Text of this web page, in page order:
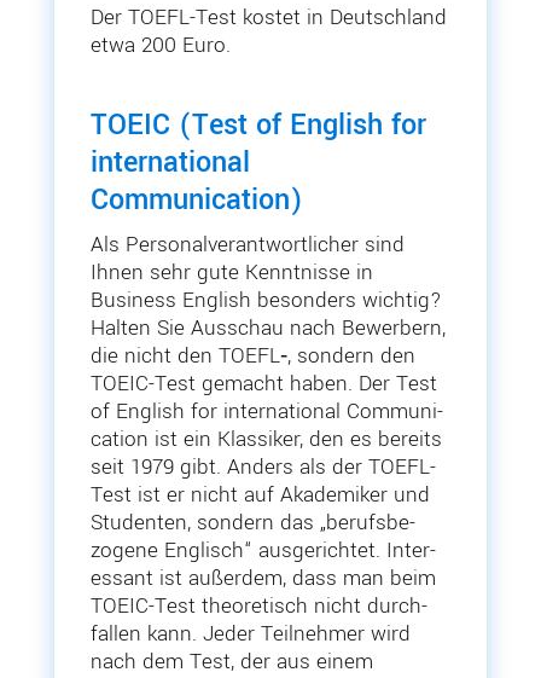
Der TOEFL-Test kostet in Deutschland
etwa 200 Euro.
TOEIC (Test of English for
international
Communication)
Als Perso­nal­ver­ant­wort­licher sind
Ihnen sehr gute Kennt­nisse in
Business English besonders wichtig?
Halten Sie Ausschau nach Bewerbern,
die nicht den TOEFL‑, sondern den
TOEIC-Test gemacht haben. Der Test
of English for inter­na­tional Commu­ni­
cation ist ein Klassiker, den es bereits
seit 1979 gibt. Anders als der TOEFL-
Test ist er nicht auf Akade­miker und
Studenten, sondern das „berufs­be­
zogene Englisch“ ausge­richtet. Inter­
essant ist außerdem, dass man beim
TOEIC-Test theore­tisch nicht durch­
fallen kann. Jeder Teilnehmer wird
nach dem Test, der aus einem